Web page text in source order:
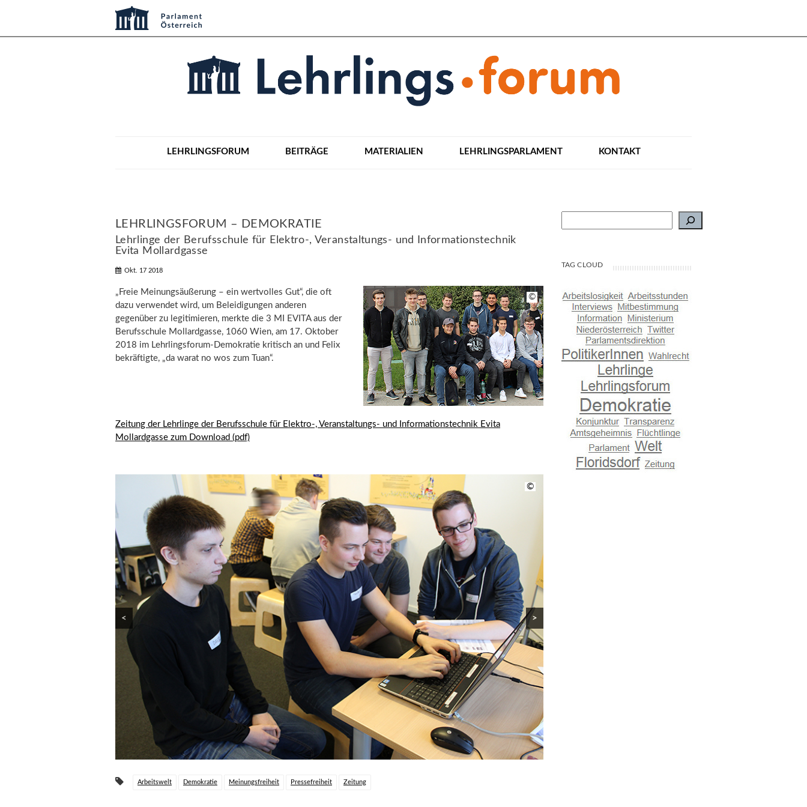
LEHRLINGSFORUM BEITRÄGE MATERIALIEN LEHRLINGSPARLAMENT KONTAKT
LEHRLINGSFORUM – DEMOKRATIE
Lehrlinge der Berufsschule für Elektro-, Veranstaltungs- und Informationstechnik
Evita Mollardgasse
Okt. 17 2018
©
„Freie Meinungsäußerung – ein wertvolles Gut“, die oft
dazu verwendet wird, um Beleidigungen anderen
gegenüber zu legitimieren, merkte die 3 MI EVITA aus der
Berufsschule Mollardgasse, 1060 Wien, am 17. Oktober
2018 im Lehrlingsforum-Demokratie kritisch an und Felix
bekräftigte, „da warat no wos zum Tuan“.
Zeitung der Lehrlinge der Berufsschule für Elektro-, Veranstaltungs- und Informationstechnik Evita
Mollardgasse zum Download (pdf)
©
©
©
©
< >
Arbeitswelt Demokratie Meinungsfreiheit Pressefreiheit Zeitung
Suchen
TAG CLOUD